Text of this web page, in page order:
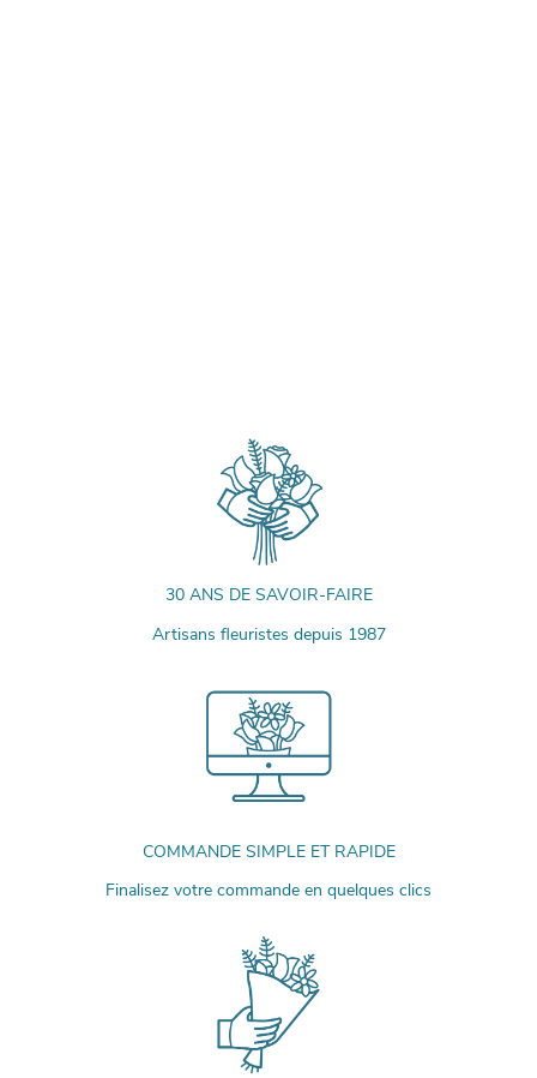
30 ANS DE SAVOIR-FAIRE
Artisans fleuristes depuis 1987
COMMANDE SIMPLE ET RAPIDE
Finalisez votre commande en quelques clics